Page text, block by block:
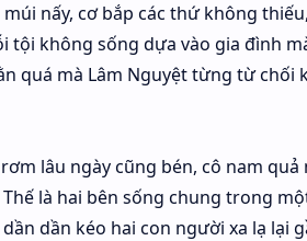
nấy, cơ bắp các thứ không
không sống dựa vào gia đình
quá mà Lâm Nguyệt từng từ chối
lâu ngày cũng bén, cô nam quả
là hai bên sống chung trong
dần kéo hai con người xa lạ lại